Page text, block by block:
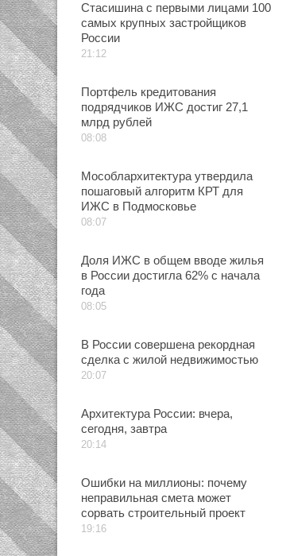
Стасишина с первыми лицами 100
самых крупных застройщиков
России
21:12
Портфель кредитования
подрядчиков ИЖС достиг 27,1
млрд рублей
08:08
Мособлархитектура утвердила
пошаговый алгоритм КРТ для
ИЖС в Подмосковье
08:07
Доля ИЖС в общем вводе жилья
в России достигла 62% с начала
года
08:05
В России совершена рекордная
сделка с жилой недвижимостью
20:07
Архитектура России: вчера,
сегодня, завтра
20:14
Ошибки на миллионы: почему
неправильная смета может
сорвать строительный проект
19:16